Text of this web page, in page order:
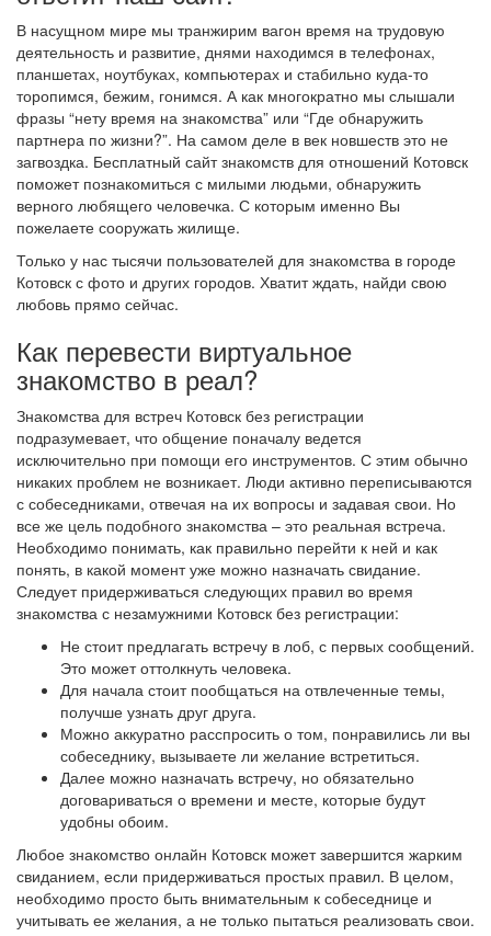
В насущном мире мы транжирим вагон время на трудовую
деятельность и развитие, днями находимся в телефонах,
планшетах, ноутбуках, компьютерах и стабильно куда-то
торопимся, бежим, гонимся. А как многократно мы слышали
фразы “нету время на знакомства” или “Где обнаружить
партнера по жизни?”. На самом деле в век новшеств это не
загвоздка. Бесплатный сайт знакомств для отношений Котовск
поможет познакомиться с милыми людьми, обнаружить
верного любящего человечка. С которым именно Вы
пожелаете сооружать жилище.
Только у нас тысячи пользователей для знакомства в городе
Котовск с фото и других городов. Хватит ждать, найди свою
любовь прямо сейчас.
Как перевести виртуальное
знакомство в реал?
Знакомства для встреч Котовск без регистрации
подразумевает, что общение поначалу ведется
исключительно при помощи его инструментов. С этим обычно
никаких проблем не возникает. Люди активно переписываются
с собеседниками, отвечая на их вопросы и задавая свои. Но
все же цель подобного знакомства – это реальная встреча.
Необходимо понимать, как правильно перейти к ней и как
понять, в какой момент уже можно назначать свидание.
Следует придерживаться следующих правил во время
знакомства с незамужними Котовск без регистрации:
Не стоит предлагать встречу в лоб, с первых сообщений.
Это может оттолкнуть человека.
Для начала стоит пообщаться на отвлеченные темы,
получше узнать друг друга.
Можно аккуратно расспросить о том, понравились ли вы
собеседнику, вызываете ли желание встретиться.
Далее можно назначать встречу, но обязательно
договариваться о времени и месте, которые будут
удобны обоим.
Любое знакомство онлайн Котовск может завершится жарким
свиданием, если придерживаться простых правил. В целом,
необходимо просто быть внимательным к собеседнице и
учитывать ее желания, а не только пытаться реализовать свои.